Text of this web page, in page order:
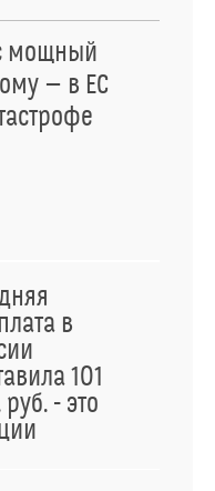
мощный
— в ЕС
в
101
- это